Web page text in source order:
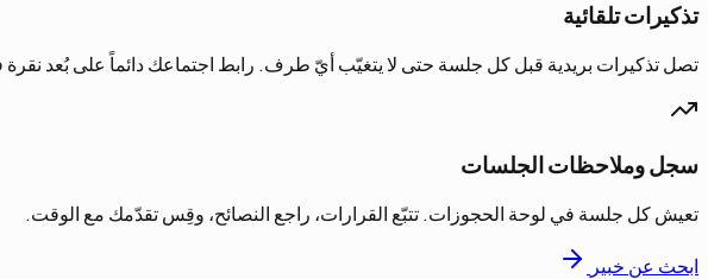
تذكيرات تلقائية
تصل تذكيرات بريدية قبل كل جلسة حتى لا يتغيّب أيّ طرف. رابط اجتماعك دائماً على بُعد
سجل وملاحظات الجلسات
تعيش كل جلسة في لوحة الحجوزات. تتبّع القرارات، راجع النصائح، وقِس تقدّمك مع الوقت.
ابحث عن خبير